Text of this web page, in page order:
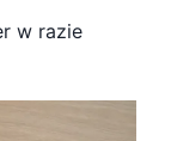
w razie